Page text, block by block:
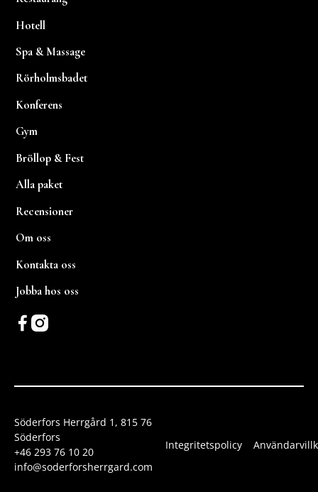
Hotell
Spa & Massage
Rörholmsbadet
Konferens
Gym
Bröllop & Fest
Alla paket
Recensioner
Om oss
Kontakta oss
Jobba hos oss
Söderfors Herrgård 1, 815 76
Söderfors
+46 293 76 10 20
info@soderforsherrgard.com
Integritetspolicy